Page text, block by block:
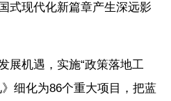
式现代化新篇章产生深远影
展机遇，实施“政策落地工
细化为86个重大项目，把蓝